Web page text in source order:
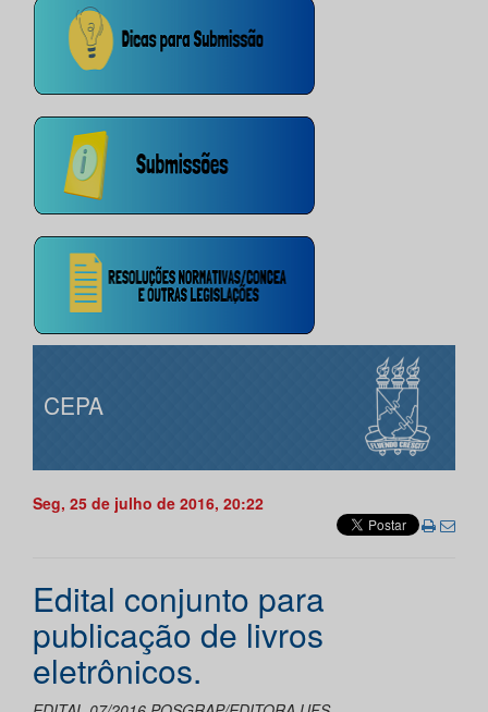
CEPA
Seg, 25 de julho de 2016, 20:22
Edital conjunto para
publicação de livros
eletrônicos.